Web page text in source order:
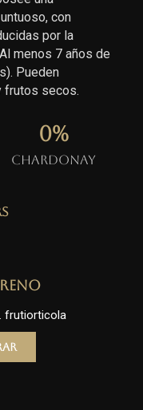
con
por la
menos 7 años de
Pueden
frutos secos.
Chardonay
0%
frutiorticola